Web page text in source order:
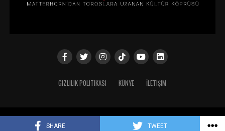
SHARE TWEET
GIZLILIK POLITIKASI KÜNYE İLETIŞIM
Copyright © 2024